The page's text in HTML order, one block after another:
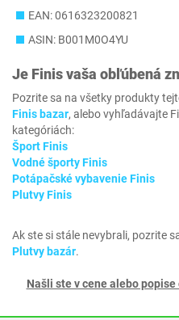
EAN: 0616323200821
ASIN: B001M0O4YU
Je Finisvaša obľúbená
Pozrite sa na všetky produkty
Finis bazar, alebo vyhľadávajte
kategóriách:
Šport Finis
Vodné športy Finis
Potápačské vybavenie Finis
Plutvy Finis
Ak ste si stále nevybrali, pozrite
Plutvy bazár.
Našli ste v cene alebo popise